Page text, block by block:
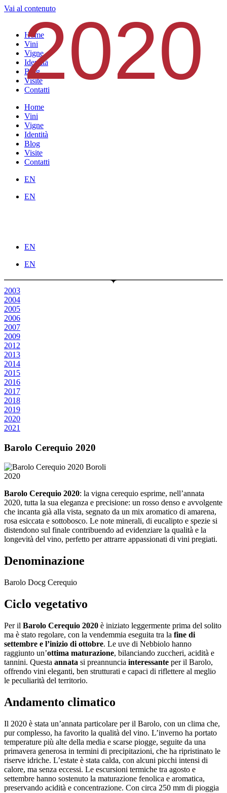
Vai al contenuto
Home
Vini
Vigne
Identità
Blog
Visite
Contatti
Home
Vini
Vigne
Identità
Blog
Visite
Contatti
EN
EN
EN
EN
2003
2004
2005
2006
2007
2009
2012
2013
2014
2015
2016
2017
2018
2019
2020
2021
Barolo Cerequio 2020
2020
Barolo Cerequio 2020: la vigna cerequio esprime, nell’annata
2020, tutta la sua eleganza e precisione: un rosso denso e avvolgente
che incanta già alla vista, segnato da un mix aromatico di amarena,
rosa esiccata e sottobosco. Le note minerali, di eucalipto e spezie si
distendono sul finale contribuendo ad evidenziare la qualità e la
longevità del vino, perfetto per attrarre appassionati di vini pregiati.
Denominazione
Barolo Docg Cerequio
Ciclo vegetativo
Per il Barolo Cerequio 2020 è iniziato leggermente prima del solito
ma è stato regolare, con la vendemmia eseguita tra la fine di
settembre e l’inizio di ottobre. Le uve di Nebbiolo hanno
raggiunto un’ottima maturazione, bilanciando zuccheri, acidità e
tannini. Questa annata si preannuncia interessante per il Barolo,
offrendo vini eleganti, ben strutturati e capaci di riflettere al meglio
le peculiarità del territorio.
Andamento climatico
Il 2020 è stata un’annata particolare per il Barolo, con un clima che,
pur complesso, ha favorito la qualità del vino. L’inverno ha portato
temperature più alte della media e scarse piogge, seguite da una
primavera generosa in termini di precipitazioni, che ha ripristinato le
riserve idriche. L’estate è stata calda, con alcuni picchi intensi di
calore, ma senza eccessi. Le escursioni termiche tra agosto e
settembre hanno sostenuto la maturazione fenolica e aromatica,
preservando acidità e concentrazione. Con circa 250 mm di pioggia
2020